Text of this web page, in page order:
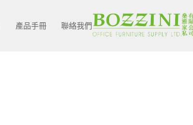
產品手冊 聯絡我們